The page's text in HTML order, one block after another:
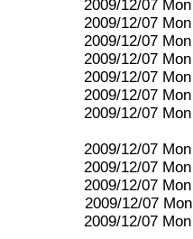
2009/12/07 Mon
2009/12/07 Mon
2009/12/07 Mon
2009/12/07 Mon
2009/12/07 Mon
2009/12/07 Mon
2009/12/07 Mon
2009/12/07 Mon
2009/12/07 Mon
2009/12/07 Mon
2009/12/07 Mon
2009/12/07 Mon